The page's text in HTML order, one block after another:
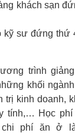
khách sạn
kỹ sư đứng thứ
trình
khối
trị kinh doanh,
tính,… Học
phí ăn ở là